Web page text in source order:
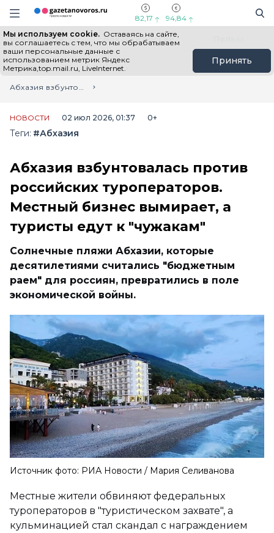
Информационный портал "ГазетаНоворос.ру"
Навигация сайта
82,17 94,84
Мы используем cookie. Оставаясь на сайте,
вы соглашаетесь с тем, что мы обрабатываем
ваши персональные данные с
использованием метрик Яндекс
Метрика,top.mail.ru, LiveInternet.
Принять
Все новости Новости России
Главная
Лента новостей
Абхазия взбунтовалась против российских туроператоров. Местный бизнес вымирает, а туристы едут к "чужакам"
НОВОСТИ 02 июл 2026, 01:37 0+
Теги: #Абхазия
Абхазия взбунтовалась против
российских туроператоров.
Местный бизнес вымирает, а
туристы едут к "чужакам"
Солнечные пляжи Абхазии, которые
десятилетиями считались "бюджетным
раем" для россиян, превратились в поле
экономической войны.
Источник фото: РИА Новости / Мария Селиванова
Местные жители обвиняют федеральных
туроператоров в "туристическом захвате", а
кульминацией стал скандал с награждением